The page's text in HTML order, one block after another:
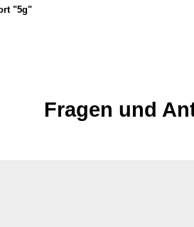
"5g"
Fragen und